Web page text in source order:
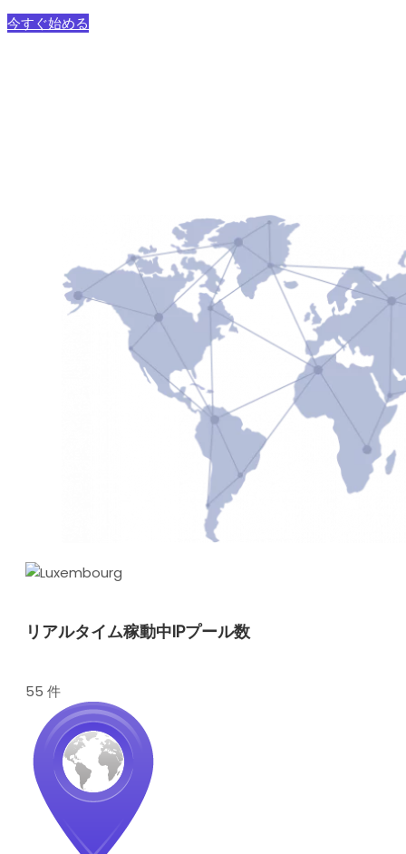
今すぐ始める
リアルタイム稼動中IPプール数
55 件